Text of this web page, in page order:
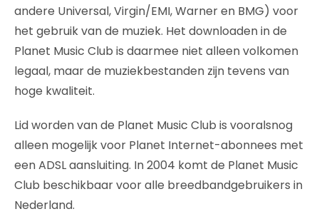
andere Universal, Virgin/EMI, Warner en BMG) voor
het gebruik van de muziek. Het downloaden in de
Planet Music Club is daarmee niet alleen volkomen
legaal, maar de muziekbestanden zijn tevens van
hoge kwaliteit.
Lid worden van de Planet Music Club is vooralsnog
alleen mogelijk voor Planet Internet-abonnees met
een ADSL aansluiting. In 2004 komt de Planet Music
Club beschikbaar voor alle breedbandgebruikers in
Nederland.